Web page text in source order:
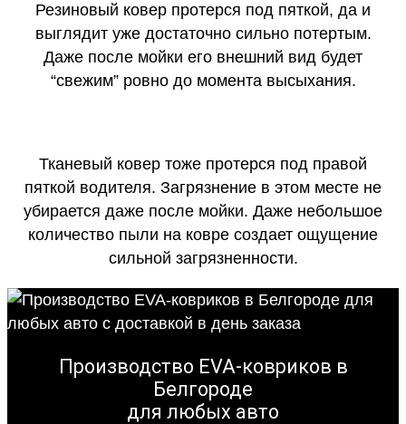
Резиновый ковер протерся под пяткой, да и
выглядит уже достаточно сильно потертым.
Даже после мойки его внешний вид будет
“свежим” ровно до момента высыхания.
Тканевый ковер тоже протерся под правой
пяткой водителя. Загрязнение в этом месте не
убирается даже после мойки. Даже небольшое
количество пыли на ковре создает ощущение
сильной загрязненности.
Производство EVA-ковриков в
Белгороде
для любых авто